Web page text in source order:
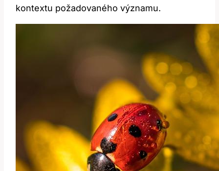
kontextu požadovaného významu.